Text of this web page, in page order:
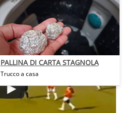
PALLINA DI CARTA STAGNOLA
Trucco a casa